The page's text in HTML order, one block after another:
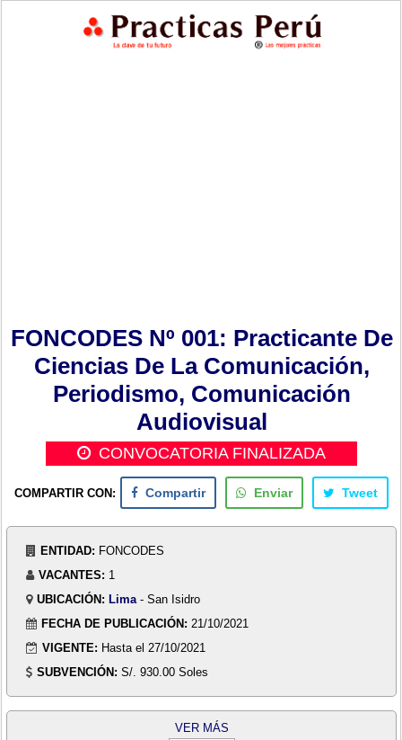
FONCODES Nº 001: Practicante De
Ciencias De La Comunicación,
Periodismo, Comunicación
Audiovisual
CONVOCATORIA FINALIZADA
COMPARTIR CON: Compartir Enviar Tweet
ENTIDAD: FONCODES
VACANTES: 1
UBICACIÓN: Lima - San Isidro
FECHA DE PUBLICACIÓN: 21/10/2021
VIGENTE: Hasta el 27/10/2021
SUBVENCIÓN: S/. 930.00 Soles
VER MÁS